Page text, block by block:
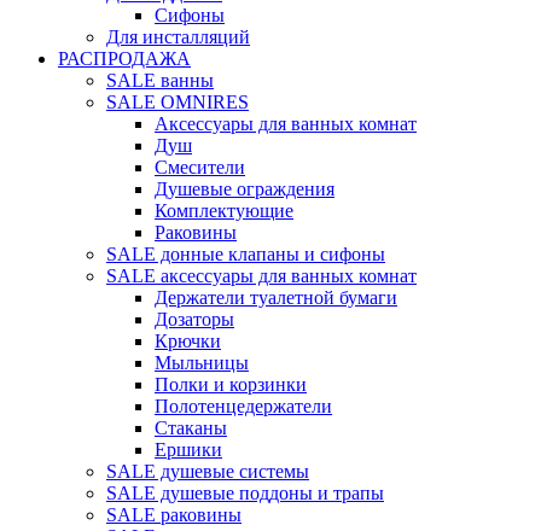
Сифоны
Для инсталляций
РАСПРОДАЖА
SALE ванны
SALE OMNIRES
Аксессуары для ванных комнат
Душ
Смесители
Душевые ограждения
Комплектующие
Раковины
SALE донные клапаны и сифоны
SALE аксессуары для ванных комнат
Держатели туалетной бумаги
Дозаторы
Крючки
Мыльницы
Полки и корзинки
Полотенцедержатели
Стаканы
Ершики
SALE душевые системы
SALE душевые поддоны и трапы
SALE раковины